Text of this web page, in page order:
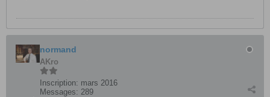
normand
AKro
Inscription: mars 2016
Messages: 289